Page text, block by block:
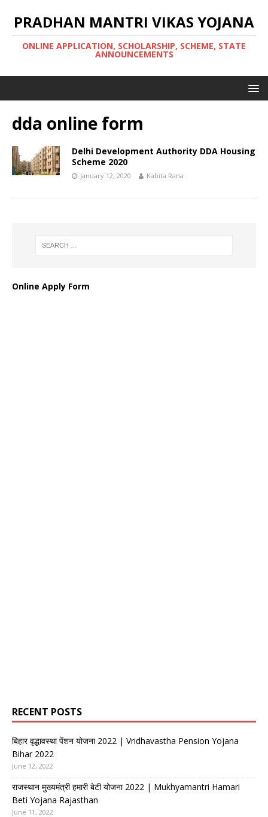
PRADHAN MANTRI VIKAS YOJANA
ONLINE APPLICATION, SCHOLARSHIP, SCHEME, STATE
ANNOUNCEMENTS
dda online form
Delhi Development Authority DDA Housing
Scheme 2020
January 12, 2020 Kabita Rana
Online Apply Form
RECENT POSTS
बिहार वृद्धावस्था पेंशन योजना 2022 | Vridhavastha Pension Yojana
Bihar 2022
June 12, 2022
राजस्थान मुख्यमंत्री हमारी बेटी योजना 2022 | Mukhyamantri Hamari
Beti Yojana Rajasthan
June 11, 2022